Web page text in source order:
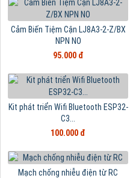
Cảm Biến Tiệm Cận LJ8A3-2-Z/BX
NPN NO
95.000 đ
Kit phát triển Wifi Bluetooth ESP32-
C3...
100.000 đ
Mạch chống nhiễu điện từ RC